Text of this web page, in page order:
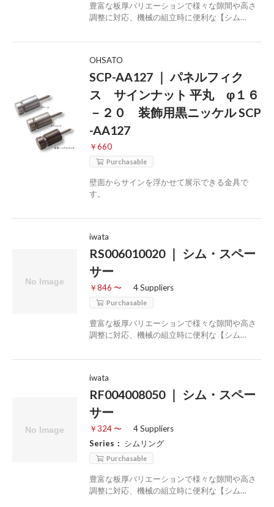
豊富な板厚バリエーションで様々な隙間や高さ
調整に対応、機械の組立時に便利な【シム…
OHSATO
SCP-AA127 ｜ パネルフィク
ス サインナット 平丸 φ１６
－２０ 装飾用黒ニッケル SCP
-AA127
￥660
Purchasable
壁面からサインを浮かせて展示できる金具で
す。
iwata
RS006010020 ｜ シム・スペー
サー
￥846 〜 4 Suppliers
Purchasable
豊富な板厚バリエーションで様々な隙間や高さ
調整に対応、機械の組立時に便利な【シム…
iwata
RF004008050 ｜ シム・スペー
サー
￥324 〜
4 Suppliers
Series： シムリング
Purchasable
豊富な板厚バリエーションで様々な隙間や高さ
調整に対応、機械の組立時に便利な【シム…